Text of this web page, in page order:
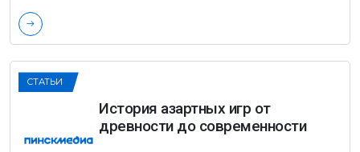
СТАТЬИ
История азартных игр от
древности до современности